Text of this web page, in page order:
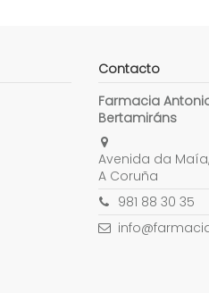
Contacto
Farmacia
Bertamiráns
Avenida da
A Coruña
981 88 30 35